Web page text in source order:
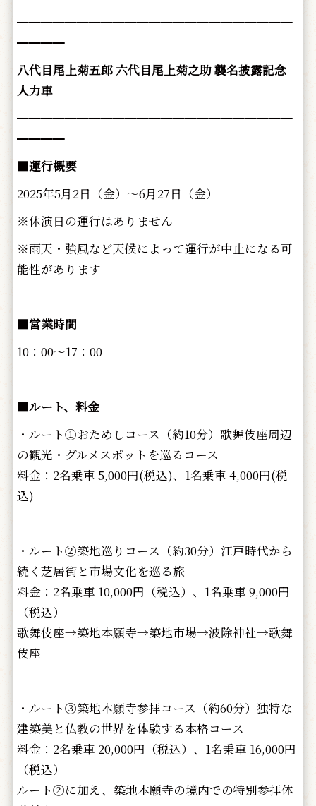
━━━━━━━━━━━━━━━━━━━━━━━
━━━━
八代目尾上菊五郎 六代目尾上菊之助 襲名披露記念
人力車
━━━━━━━━━━━━━━━━━━━━━━━
━━━━
■運行概要
2025年5月2日（金）～6月27日（金）
※休演日の運行はありません
※雨天・強風など天候によって運行が中止になる可
能性があります
■営業時間
10：00～17：00
■ルート、料金
・ルート①おためしコース（約10分）歌舞伎座周辺
の観光・グルメスポットを巡るコース
料金：2名乗車 5,000円(税込)、1名乗車 4,000円(税
込)
・ルート②築地巡りコース（約30分）江戸時代から
続く芝居街と市場文化を巡る旅
料金：2名乗車 10,000円（税込）、1名乗車 9,000円
（税込）
歌舞伎座→築地本願寺→築地市場→波除神社→歌舞
伎座
・ルート③築地本願寺参拝コース（約60分）独特な
建築美と仏教の世界を体験する本格コース
料金：2名乗車 20,000円（税込）、1名乗車 16,000円
（税込）
ルート②に加え、築地本願寺の境内での特別参拝体